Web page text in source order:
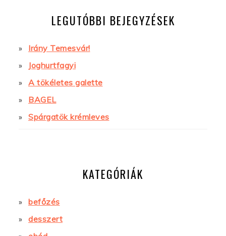
LEGUTÓBBI BEJEGYZÉSEK
Irány Temesvár!
Joghurtfagyi
A tökéletes galette
BAGEL
Spárgatök krémleves
KATEGÓRIÁK
befőzés
desszert